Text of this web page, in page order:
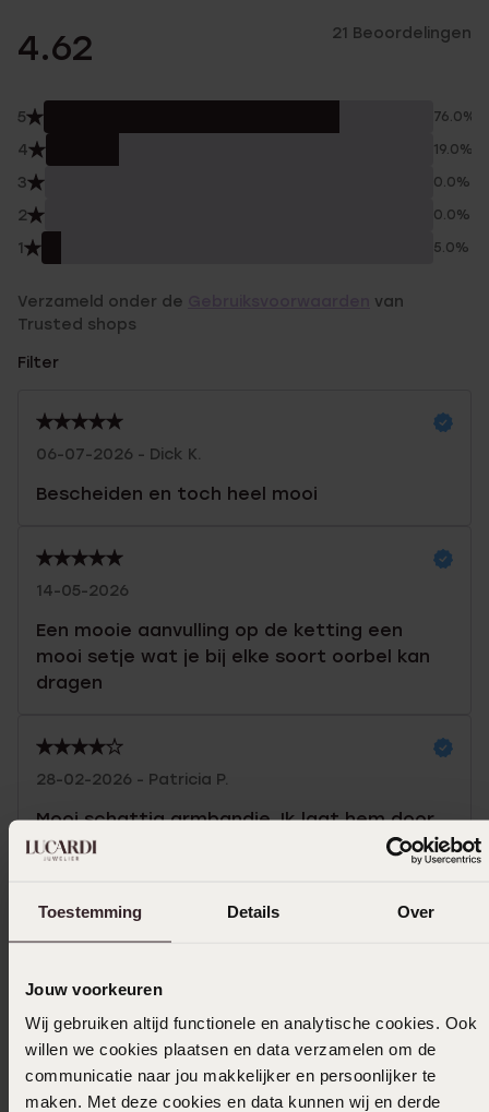
Toestemming Details Over
Jouw voorkeuren
Wij gebruiken altijd functionele en analytische cookies. Ook
willen we cookies plaatsen en data verzamelen om de
communicatie naar jou makkelijker en persoonlijker te
maken. Met deze cookies en data kunnen wij en derde
4.62 21 Beoordelingen
5 76.0%
4 19.0%
3 0.0%
2 0.0%
1 5.0%
Verzameld onder de
van
Trusted shops
Filter
06-07-2026 - Dick K.
Bescheiden en toch heel mooi
14-05-2026
Een mooie aanvulling op de ketting een
mooi setje wat je bij elke soort oorbel kan
dragen
28-02-2026 - Patricia P.
Mooi schattig armbandje. Ik laat hem door
iemand anders om doen.
Toon meer
Selecteer maat & bestel
Ook leuk voor jou